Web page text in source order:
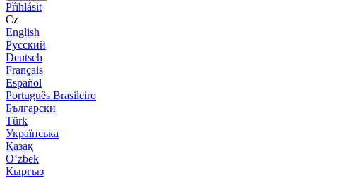
Přihlásit
Cz
English
Русский
Deutsch
Français
Español
Português Brasileiro
Български
Türk
Українська
Қазақ
Оʻzbek
Кыргыз